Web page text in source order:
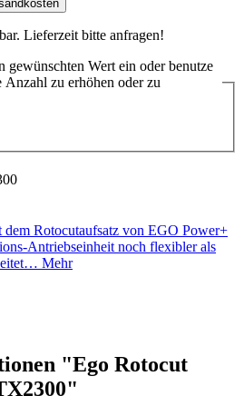
Lieferzeit bitte anfragen!
Wert ein oder benutze
zu erhöhen oder zu
dem Rotocutaufsatz von EGO Power+
Antriebseinheit noch flexibler als
Mehr
"Ego Rotocut